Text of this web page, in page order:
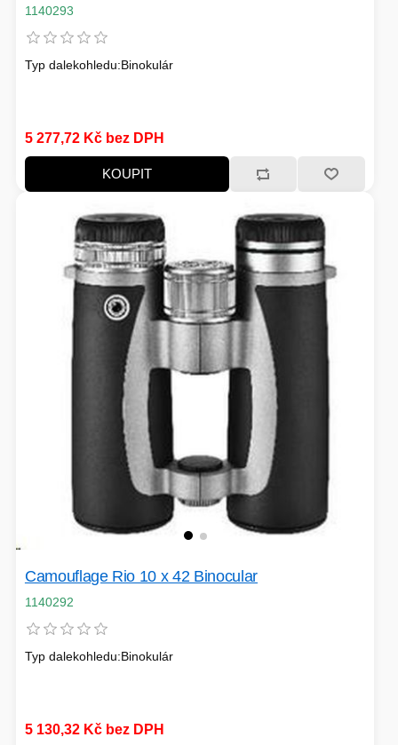
1140293
Typ dalekohledu:Binokulár
5 277,72 Kč bez DPH
KOUPIT
Camouflage Rio 10 x 42 Binocular
1140292
Typ dalekohledu:Binokulár
5 130,32 Kč bez DPH